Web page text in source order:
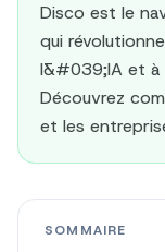
Disco est le
qui
l&#039;IA et à
Découvrez
et les
SOMMAIRE